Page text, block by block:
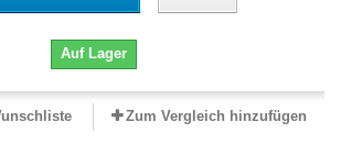
Auf Lager
Zum Vergleich hinzufügen